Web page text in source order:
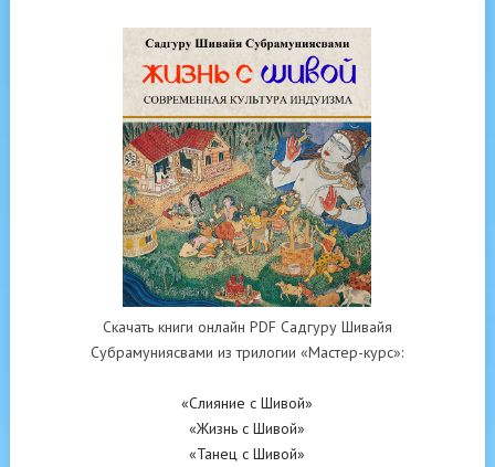
Скачать книги онлайн PDF Садгуру Шивайя
Субрамуниясвами из трилогии «Мастер-курс»:
«Слияние с Шивой»
«Жизнь с Шивой»
«Танец с Шивой»